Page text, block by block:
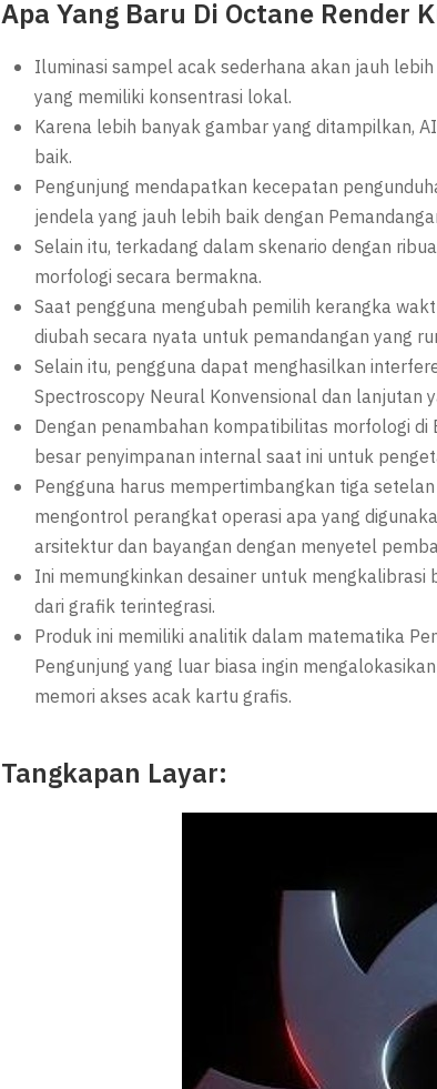
Apa Yang Baru Di Octane Render
Iluminasi sampel acak sederhana akan jauh
yang memiliki konsentrasi lokal.
Karena lebih banyak gambar yang ditampilkan,
baik.
Pengunjung mendapatkan kecepatan
jendela yang jauh lebih baik dengan
Selain itu, terkadang dalam skenario dengan
morfologi secara bermakna.
Saat pengguna mengubah pemilih kerangka
diubah secara nyata untuk pemandangan yang
Selain itu, pengguna dapat menghasilkan
Spectroscopy Neural Konvensional dan lanjutan
Dengan penambahan kompatibilitas morfologi
besar penyimpanan internal saat ini untuk
Pengguna harus mempertimbangkan tiga
mengontrol perangkat operasi apa yang
arsitektur dan bayangan dengan menyetel
Ini memungkinkan desainer untuk
dari grafik terintegrasi.
Produk ini memiliki analitik dalam matematika
Pengunjung yang luar biasa ingin
memori akses acak kartu grafis.
Tangkapan Layar: